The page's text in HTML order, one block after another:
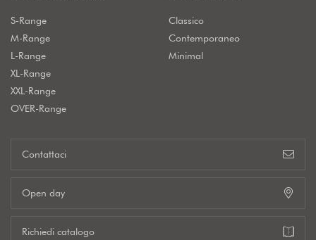
S-Range
M-Range
L-Range
XL-Range
XXL-Range
OVER-Range
Classico
Contemporaneo
Minimal
Contattaci
Open day
Richiedi catalogo